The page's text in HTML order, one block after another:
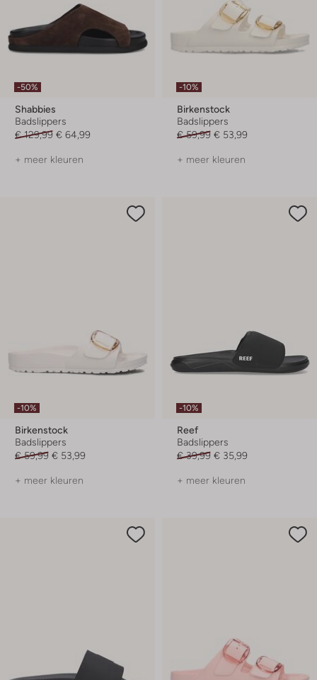
-50%
Shabbies
Badslippers
€ 129,99 € 64,99
+ meer kleuren
-10%
Birkenstock
Badslippers
€ 59,99 € 53,99
+ meer kleuren
-10%
Birkenstock
Badslippers
€ 59,99 € 53,99
+ meer kleuren
-10%
Reef
Badslippers
€ 39,99 € 35,99
+ meer kleuren